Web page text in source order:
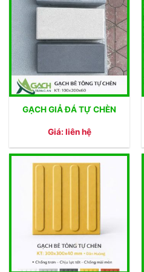
GẠCH GIẢ ĐÁ TỰ CHÈN
Giá: liên hệ